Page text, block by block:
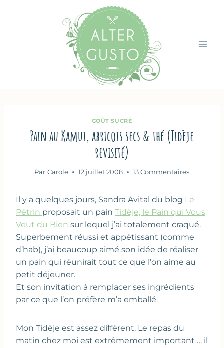
GOÛT SUCRÉ
Pain au Kamut, abricots secs & thé (Tidèje
revisité)
Par Carole 12 juillet 2008 13 Commentaires
Il y a quelques jours, Sandra Avital du blog Le
Pétrin proposait un pain Tidèje, le Pain qui Vous
Veut du Bien sur lequel j’ai totalement craqué.
Superbement réussi et appétissant (comme
d’hab), j’ai beaucoup aimé son idée de réaliser
un pain qui réunirait tout ce que l’on aime au
petit déjeuner.
Et son invitation à remplacer ses ingrédients
par ce que l’on préfère m’a emballé.
Mon Tidèje est assez différent. Le repas du
matin chez moi est extrêmement important … il